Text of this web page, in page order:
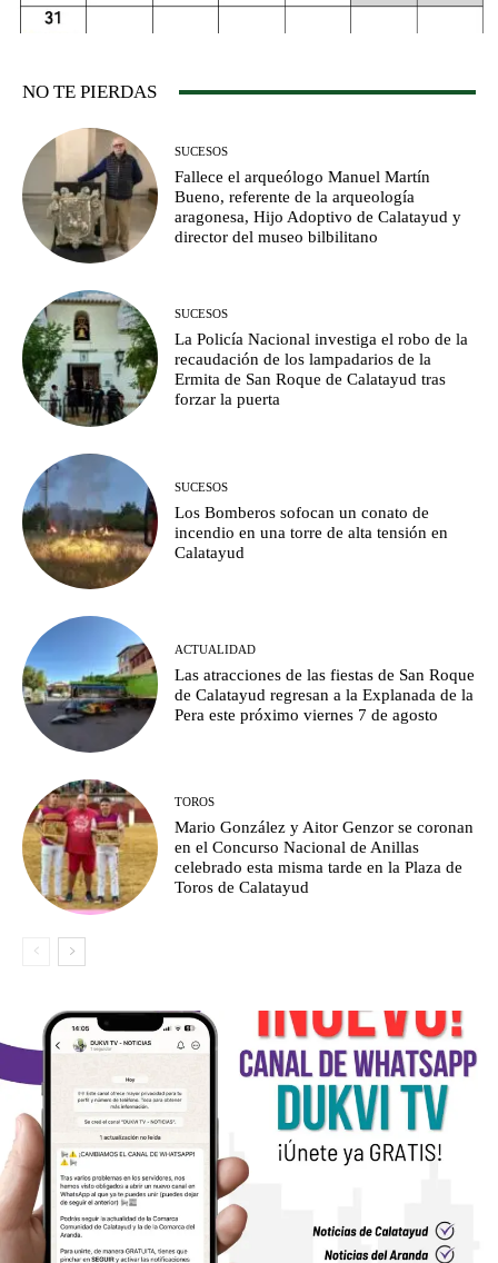
NO TE PIERDAS
SUCESOS
Fallece el arqueólogo Manuel Martín
Bueno, referente de la arqueología
aragonesa, Hijo Adoptivo de Calatayud y
director del museo bilbilitano
SUCESOS
La Policía Nacional investiga el robo de la
recaudación de los lampadarios de la
Ermita de San Roque de Calatayud tras
forzar la puerta
SUCESOS
Los Bomberos sofocan un conato de
incendio en una torre de alta tensión en
Calatayud
ACTUALIDAD
Las atracciones de las fiestas de San Roque
de Calatayud regresan a la Explanada de la
Pera este próximo viernes 7 de agosto
TOROS
Mario González y Aitor Genzor se coronan
en el Concurso Nacional de Anillas
celebrado esta misma tarde en la Plaza de
Toros de Calatayud